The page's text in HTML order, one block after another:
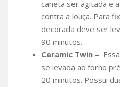
caneta ser agitada e
contra a louça. Para
decorada deve ser
90 minutos.
Ceramic Twin –
se levada ao forno
20 minutos. Possui